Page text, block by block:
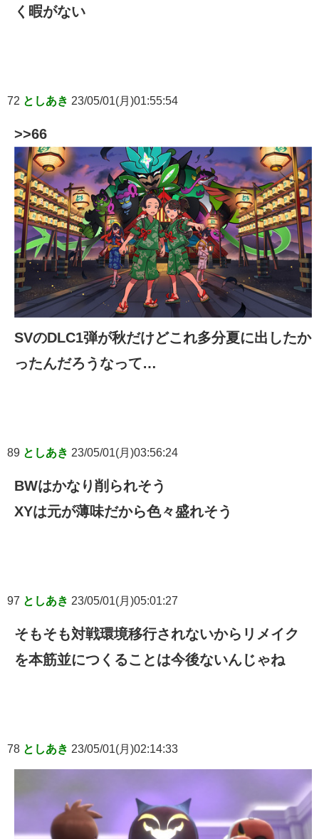
く暇がない
72 としあき 23/05/01(月)01:55:54
>>66
SVのDLC1弾が秋だけどこれ多分夏に出したか
ったんだろうなって…
89 としあき 23/05/01(月)03:56:24
BWはかなり削られそう
XYは元が薄味だから色々盛れそう
97 としあき 23/05/01(月)05:01:27
そもそも対戦環境移行されないからリメイク
を本筋並につくることは今後ないんじゃね
78 としあき 23/05/01(月)02:14:33